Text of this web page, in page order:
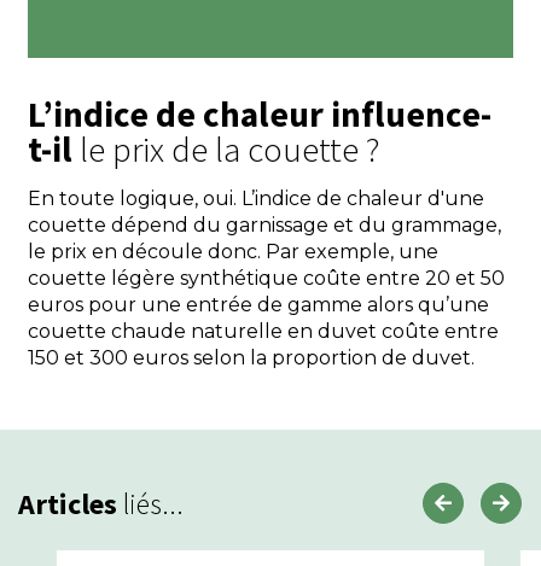
L’indice de chaleur influence-
t-il le prix de la couette ?
En toute logique, oui. L’indice de chaleur d'une
couette dépend du garnissage et du grammage,
le prix en découle donc. Par exemple, une
couette légère synthétique coûte entre 20 et 50
euros pour une entrée de gamme alors qu’une
couette chaude naturelle en duvet coûte entre
150 et 300 euros selon la proportion de duvet.
Articles liés...